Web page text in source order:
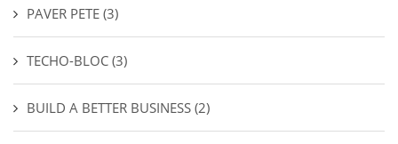
PAVER PETE (3)
TECHO-BLOC (3)
BUILD A BETTER BUSINESS (2)